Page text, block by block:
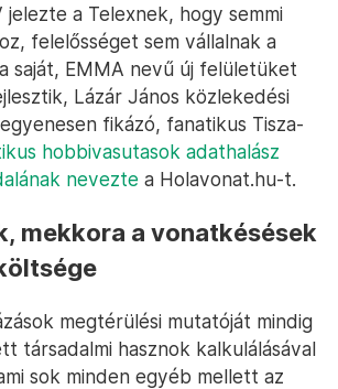
jelezte a Telexnek, hogy semmi
felelősséget sem vállalnak a
saját, EMMA nevű új felületüket
Lázár János közlekedési
fikázó, fanatikus Tisza-
hobbivasutasok adathalász
nevezte a Holavonat.hu-t.
mekkora a vonatkésések
megtérülési mutatóját mindig
társadalmi hasznok kalkulálásával
sok minden egyéb mellett az